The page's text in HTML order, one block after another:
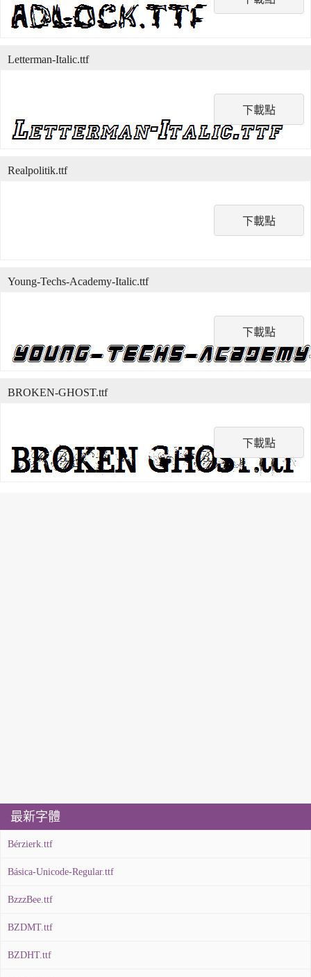
下載點
Letterman-Italic.ttf
下載點
Realpolitik.ttf
下載點
Young-Techs-Academy-Italic.ttf
下載點
BROKEN-GHOST.ttf
最新字體
Bérzierk.ttf
Básica-Unicode-Regular.ttf
BzzzBee.ttf
BZDMT.ttf
BZDHT.ttf